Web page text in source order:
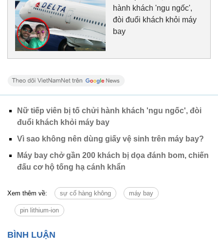
hành khách 'ngu ngốc',
đòi đuổi khách khỏi máy
bay
Nữ tiếp viên bị tố chửi hành khách 'ngu ngốc', đòi
đuổi khách khỏi máy bay
Vì sao không nên dùng giấy vệ sinh trên máy bay?
Máy bay chở gần 200 khách bị dọa đánh bom, chiến
đấu cơ hộ tống hạ cánh khẩn
Xem thêm về: sự cố hàng không máy bay
pin lithium-ion